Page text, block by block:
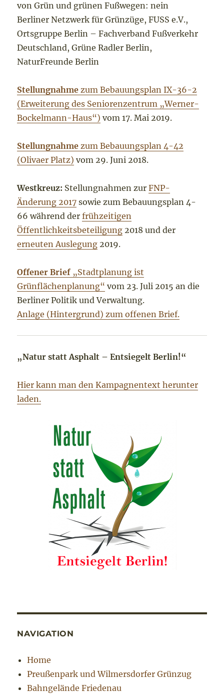
von Grün und grünen Fußwegen: nein
Berliner Netzwerk für Grünzüge, FUSS e.V.,
Ortsgruppe Berlin – Fachverband Fußverkehr
Deutschland, Grüne Radler Berlin,
NaturFreunde Berlin
Stellungnahme zum Bebauungsplan IX-36-2
(Erweiterung des Seniorenzentrum „Werner-
Bockelmann-Haus“) vom 17. Mai 2019.
Stellungnahme zum Bebauungsplan 4-42
(Olivaer Platz) vom 29. Juni 2018.
Westkreuz: Stellungnahmen zurFNP-
Änderung 2017 sowie zum Bebauungsplan 4-
66 während derfrühzeitigen
Öffentlichkeitsbeteiligung 2018 und der
erneuten Auslegung 2019.
Offener Brief „Stadtplanung ist
Grünflächenplanung“ vom 23. Juli 2015 an die
Berliner Politik und Verwaltung.
Anlage (Hintergrund) zum offenen Brief.
„Natur statt Asphalt – Entsiegelt Berlin!“
Hier kann man den Kampagnentext herunter
laden.
NAVIGATION
Home
Preußenpark und Wilmersdorfer Grünzug
Bahngelände Friedenau